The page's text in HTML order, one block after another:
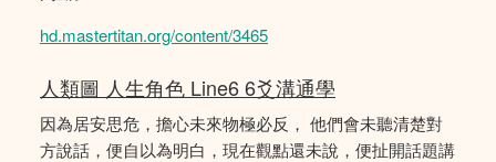
hd.mastertitan.org/content/3465
人類圖 人生角色 Line6 6爻溝通學
因為居安思危，擔心未來物極必反， 他們會未聽清楚對
方說話，便自以為明白，現在觀點還未說，便扯開話題講